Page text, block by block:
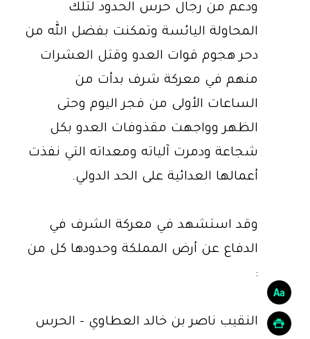
ودعم من رجال حرس الحدود لتلك
المحاولة اليائسة وتمكنت بفضل الله من
دحر هجوم قوات العدو وقتل العشرات
منهم في معركة شرف بدأت من
الساعات الأولى من فجر اليوم وحتى
الظهر وواجهت مقذوفات العدو بكل
شجاعة ودمرت آلياته ومعداته التي نفذت
أعمالها العدائية على الحد الدولي.
وقد استشهد في معركة الشرف في
الدفاع عن أرض المملكة وحدودها كل من
:
النقيب ناصر بن خالد العطاوي - الحرس